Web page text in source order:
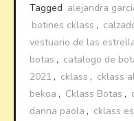
Tagged alejandra
botines cklass ,
vestuario de las
botas , catalogo de
2021 , cklass , cklass
bekoa , Cklass Botas ,
danna paola , cklass